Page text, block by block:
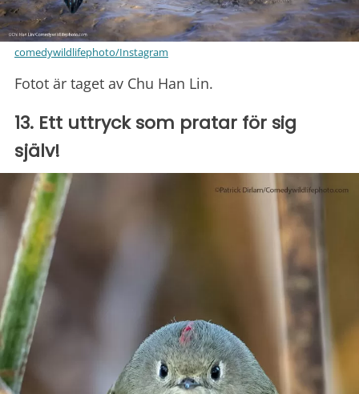
comedywildlifephoto/Instagram
Fotot är taget av Chu Han Lin.
13. Ett uttryck som pratar för sig
själv!